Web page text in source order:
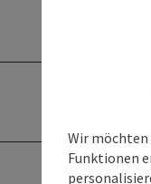
Wir
Funktionen